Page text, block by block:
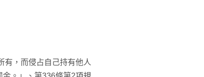
有，而侵占自己持有他人